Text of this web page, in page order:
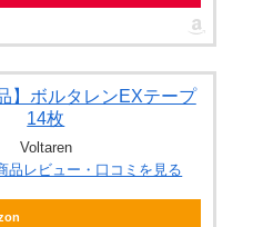
】ボルタレンEXテープ
14枚
Voltaren
品レビュー・口コミを見る